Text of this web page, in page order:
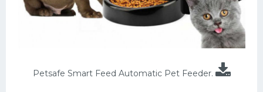
Petsafe Smart Feed Automatic Pet Feeder.